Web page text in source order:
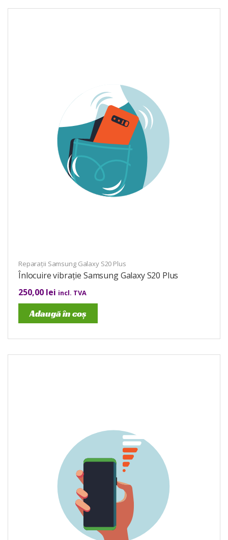
Reparații Samsung Galaxy S20 Plus
Înlocuire vibrație Samsung Galaxy S20 Plus
250,00 lei incl. TVA
Adaugă în coș